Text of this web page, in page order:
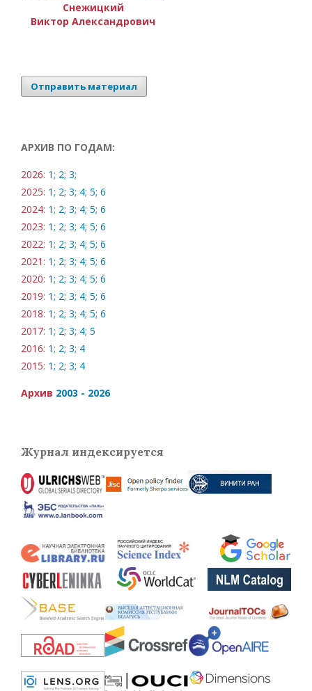
Снежицкий
Виктор Александрович
Отправить материал
АРХИВ ПО ГОДАМ:
2026: 1; 2; 3;
2025: 1; 2; 3; 4; 5; 6
2024: 1; 2; 3; 4; 5; 6
2023: 1; 2; 3; 4; 5; 6
2022: 1; 2; 3; 4; 5; 6
2021: 1; 2; 3; 4; 5; 6
2020: 1; 2; 3; 4; 5; 6
2019: 1; 2; 3; 4; 5; 6
2018: 1; 2; 3; 4; 5; 6
2017: 1; 2; 3; 4; 5
2016: 1; 2; 3; 4
2015: 1; 2; 3; 4
Архив 2003 - 2026
Журнал индексируется